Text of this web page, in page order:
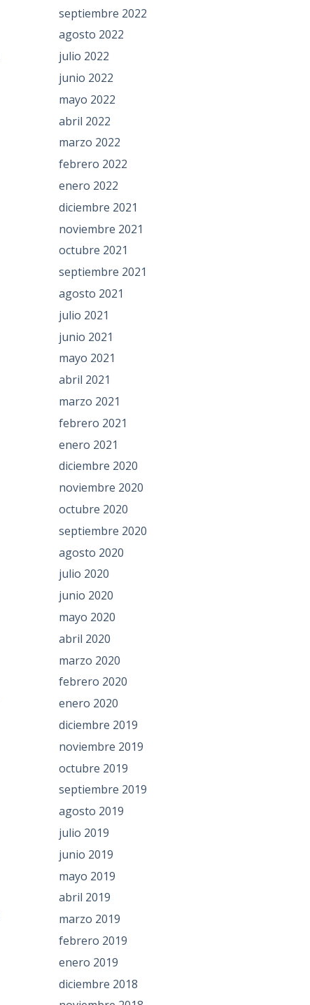
septiembre 2022
agosto 2022
julio 2022
junio 2022
mayo 2022
abril 2022
marzo 2022
febrero 2022
enero 2022
diciembre 2021
noviembre 2021
octubre 2021
septiembre 2021
agosto 2021
julio 2021
junio 2021
mayo 2021
abril 2021
marzo 2021
febrero 2021
enero 2021
diciembre 2020
noviembre 2020
octubre 2020
septiembre 2020
agosto 2020
julio 2020
junio 2020
mayo 2020
abril 2020
marzo 2020
febrero 2020
enero 2020
diciembre 2019
noviembre 2019
octubre 2019
septiembre 2019
agosto 2019
julio 2019
junio 2019
mayo 2019
abril 2019
marzo 2019
febrero 2019
enero 2019
diciembre 2018